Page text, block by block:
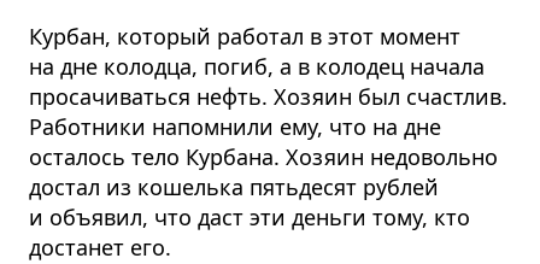
Курбан, который работал в этот момент
на дне колодца, погиб, а в колодец начала
просачиваться нефть. Хозяин был счастлив.
Работники напомнили ему, что на дне
осталось тело Курбана. Хозяин недовольно
достал из кошелька пятьдесят рублей
и объявил, что даст эти деньги тому, кто
достанет его.